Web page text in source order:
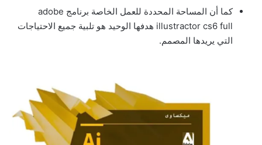
كما أن المساحة المحددة للعمل الخاصة برنامج adobe
illustractor cs6 full هدفها الوحيد هو تلبية جميع الاحتياجات
التي يريدها المصمم.